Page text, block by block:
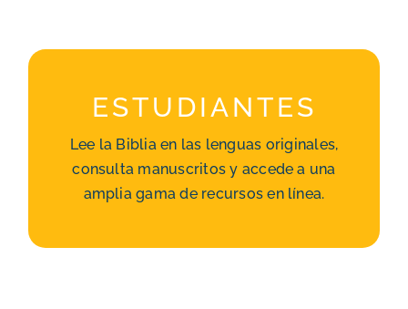
ESTUDIANTES
Lee la Biblia en las lenguas originales,
consulta manuscritos y accede a una
amplia gama de recursos en línea.
Programas
Recursos bibliográficos
Lenguas antiguas
Biblia y Magisterio